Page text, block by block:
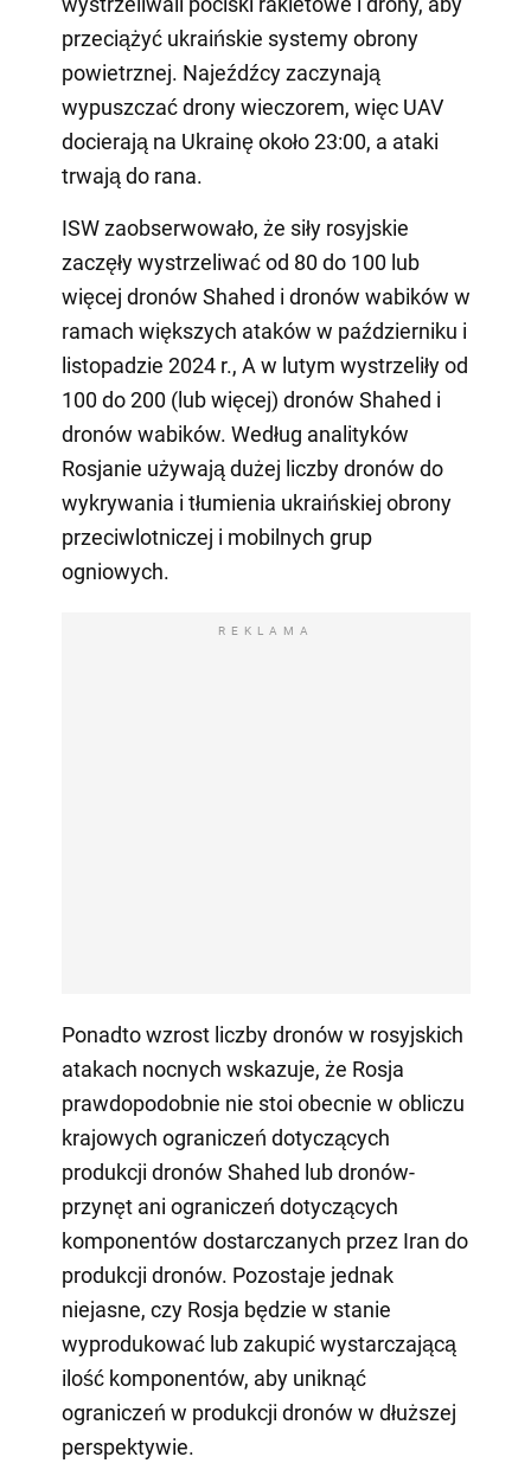
przeciążyć ukraińskie systemy obrony
powietrznej. Najeźdźcy zaczynają
wypuszczać drony wieczorem, więc UAV
docierają na Ukrainę około 23:00, a ataki
trwają do rana.
ISW zaobserwowało, że siły rosyjskie
zaczęły wystrzeliwać od 80 do 100 lub
więcej dronów Shahed i dronów wabików w
ramach większych ataków w październiku i
listopadzie 2024 r., A w lutym wystrzeliły od
100 do 200 (lub więcej) dronów Shahed i
dronów wabików. Według analityków
Rosjanie używają dużej liczby dronów do
wykrywania i tłumienia ukraińskiej obrony
przeciwlotniczej i mobilnych grup
ogniowych.
REKLAMA
Ponadto wzrost liczby dronów w rosyjskich
atakach nocnych wskazuje, że Rosja
prawdopodobnie nie stoi obecnie w obliczu
krajowych ograniczeń dotyczących
produkcji dronów Shahed lub dronów-
przynęt ani ograniczeń dotyczących
komponentów dostarczanych przez Iran do
produkcji dronów. Pozostaje jednak
niejasne, czy Rosja będzie w stanie
wyprodukować lub zakupić wystarczającą
ilość komponentów, aby uniknąć
ograniczeń w produkcji dronów w dłuższej
perspektywie.